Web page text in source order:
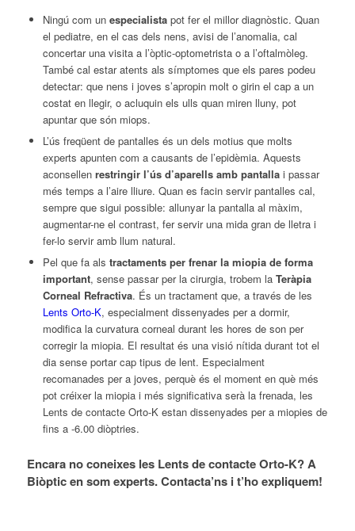
Ningú com un especialistapot fer el millor diagnòstic. Quan
el pediatre, en el cas dels nens, avisi de l’anomalia, cal
concertar una visita a l’òptic-optometrista o a l’oftalmòleg.
També cal estar atents als símptomes que els pares podeu
detectar: que nens i joves s’apropin molt o girin el cap a un
costat en llegir, o acluquin els ulls quan miren lluny, pot
apuntar que són miops.
L’ús freqüent de pantalles és un dels motius que molts
experts apunten com a causants de l’epidèmia. Aquests
aconsellen restringir l’ús d’aparells amb pantallai passar
més temps a l’aire lliure. Quan es facin servir pantalles cal,
sempre que sigui possible: allunyar la pantalla al màxim,
augmentar-ne el contrast, fer servir una mida gran de lletra i
fer-lo servir amb llum natural.
Pel que fa als tractaments per frenar la miopia de forma
important, sense passar per la cirurgia, trobem la Teràpia
Corneal Refractiva. És un tractament que, a través de les
Lents Orto-K, especialment dissenyades per a dormir,
modifica la curvatura corneal durant les hores de son per
corregir la miopia. El resultat és una visió nítida durant tot el
dia sense portar cap tipus de lent. Especialment
recomanades per a joves, perquè és el moment en què més
pot créixer la miopia i més significativa serà la frenada, les
Lents de contacte Orto-K estan dissenyades per a miopies de
fins a -6.00 diòptries.
Encara no coneixes les Lents de contacte Orto-K? A
Biòptic en som experts. Contacta’ns i t’ho expliquem!